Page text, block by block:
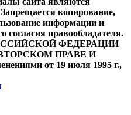
копирование,
информации и
согласия правообладателя.
ФЕДЕРАЦИИ
ПРАВЕ И
от 19 июля 1995 г.,